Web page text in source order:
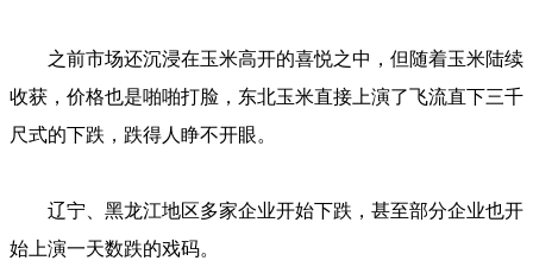
之前市场还沉浸在玉米高开的喜悦之中，但随着玉米陆续
收获，价格也是啪啪打脸，东北玉米直接上演了飞流直下三千
尺式的下跌，跌得人睁不开眼。
辽宁、黑龙江地区多家企业开始下跌，甚至部分企业也开
始上演一天数跌的戏码。